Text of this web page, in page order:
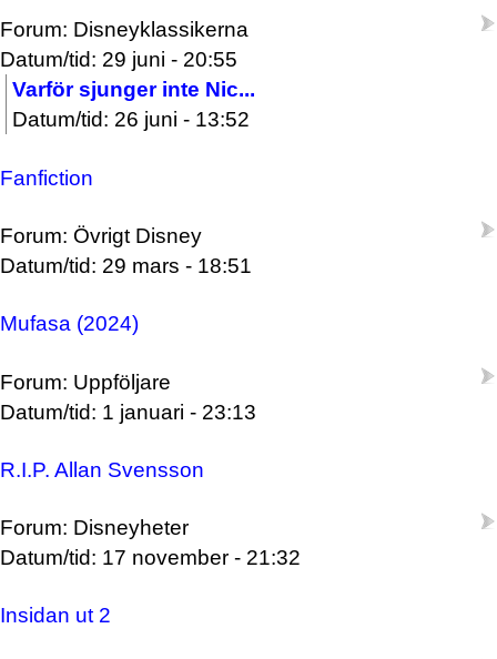
Forum: Disneyklassikerna
Datum/tid: 29 juni - 20:55
Varför sjunger inte Nic...
Datum/tid: 26 juni - 13:52
Fanfiction
Forum: Övrigt Disney
Datum/tid: 29 mars - 18:51
Mufasa (2024)
Forum: Uppföljare
Datum/tid: 1 januari - 23:13
R.I.P. Allan Svensson
Forum: Disneyheter
Datum/tid: 17 november - 21:32
Insidan ut 2